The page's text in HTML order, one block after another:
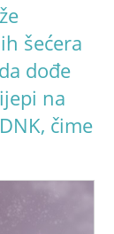
šećera
dođe
na
čime